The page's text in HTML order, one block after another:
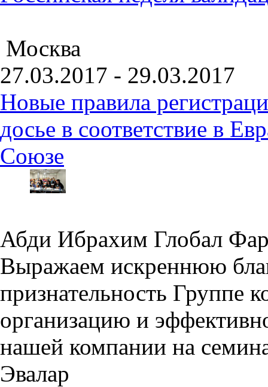
Москва
27.03.2017 - 29.03.2017
Новые правила
досье в соответствие в
Союзе
Абди Ибрахим Глобал
Выражаем искреннюю
признательность
организацию и
нашей компании на
Эвалар